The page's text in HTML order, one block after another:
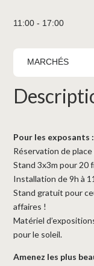
11:00 - 17:00
MARCHÉS
Pour les exposants :
Réservation de
Stand 3x3m pour 20
Installation de 9h à
Stand gratuit pour
affaires !
Matériel
pour le soleil.
Amenez les plus